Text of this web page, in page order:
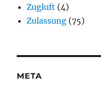
Zugluft (4)
Zulassung (75)
META